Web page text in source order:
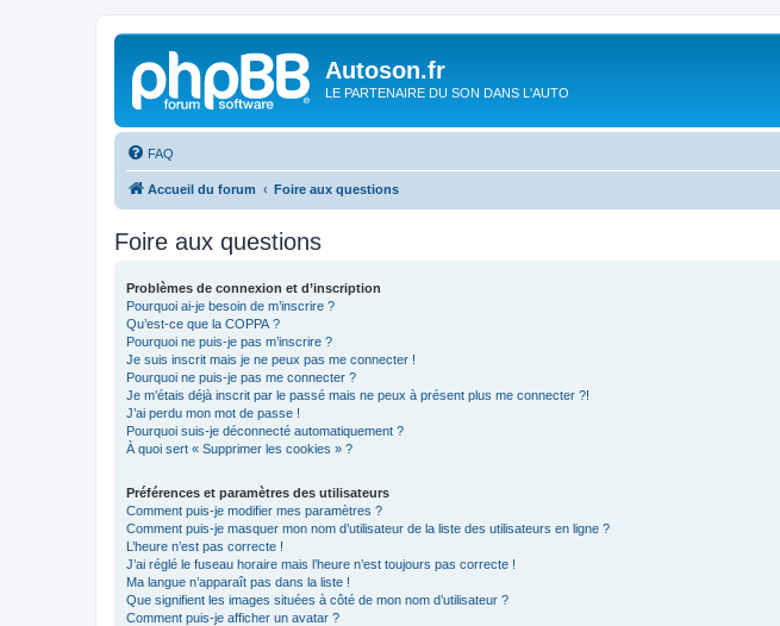
Autoson.fr
LE PARTENAIRE DU SON DANS L'AUTO
FAQ
Accueil du forum Foire aux questions
Foire aux questions
Problèmes de connexion et d’inscription
Pourquoi ai-je besoin de m’inscrire ?
Qu’est-ce que la COPPA ?
Pourquoi ne puis-je pas m’inscrire ?
Je suis inscrit mais je ne peux pas me connecter !
Pourquoi ne puis-je pas me connecter ?
Je m’étais déjà inscrit par le passé mais ne peux à présent plus me connecter ?!
J’ai perdu mon mot de passe !
Pourquoi suis-je déconnecté automatiquement ?
À quoi sert « Supprimer les cookies » ?
Préférences et paramètres des utilisateurs
Comment puis-je modifier mes paramètres ?
Comment puis-je masquer mon nom d’utilisateur de la liste des utilisateurs en ligne ?
L’heure n’est pas correcte !
J’ai réglé le fuseau horaire mais l’heure n’est toujours pas correcte !
Ma langue n’apparaît pas dans la liste !
Que signifient les images situées à côté de mon nom d’utilisateur ?
Comment puis-je afficher un avatar ?